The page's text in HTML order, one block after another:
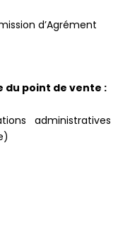
d’Agrément
du point de vente :
administratives